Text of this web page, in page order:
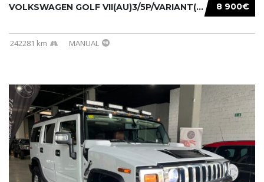
8 900€
VOLKSWAGEN GOLF VII(AU)3/5P/VARIANT(12-16 20...
242281 km MANUAL